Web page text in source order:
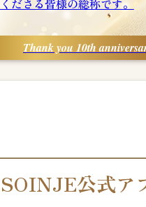
Thank you 10th
SOINJE公式ア